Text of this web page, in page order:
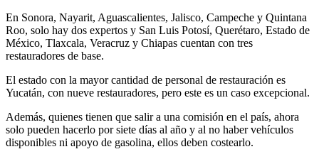
En Sonora, Nayarit, Aguascalientes, Jalisco, Campeche y Quintana
Roo, solo hay dos expertos y San Luis Potosí, Querétaro, Estado de
México, Tlaxcala, Veracruz y Chiapas cuentan con tres
restauradores de base.
El estado con la mayor cantidad de personal de restauración es
Yucatán, con nueve restauradores, pero este es un caso excepcional.
Además, quienes tienen que salir a una comisión en el país, ahora
solo pueden hacerlo por siete días al año y al no haber vehículos
disponibles ni apoyo de gasolina, ellos deben costearlo.